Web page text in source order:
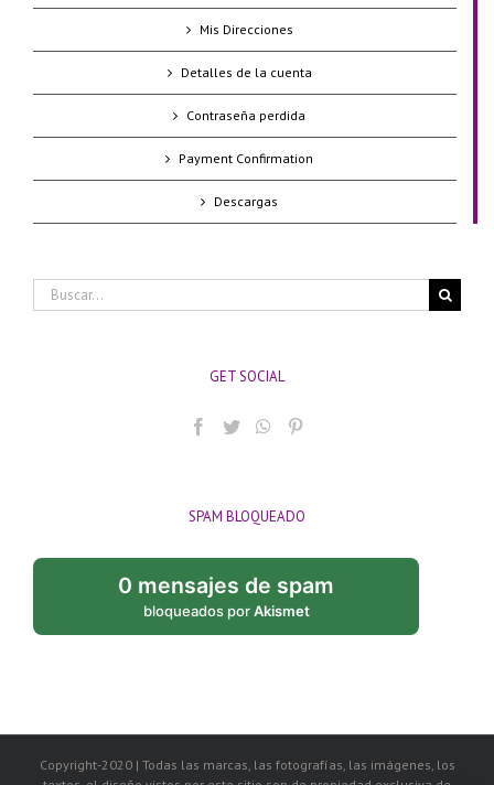
Mis Direcciones
Detalles de la cuenta
Contraseña perdida
Payment Confirmation
Descargas
Buscar:
GET SOCIAL
SPAM BLOQUEADO
0 mensajes de spam
bloqueados porAkismet
Copyright-2020 | Todas las marcas, las fotografías, las imágenes, los